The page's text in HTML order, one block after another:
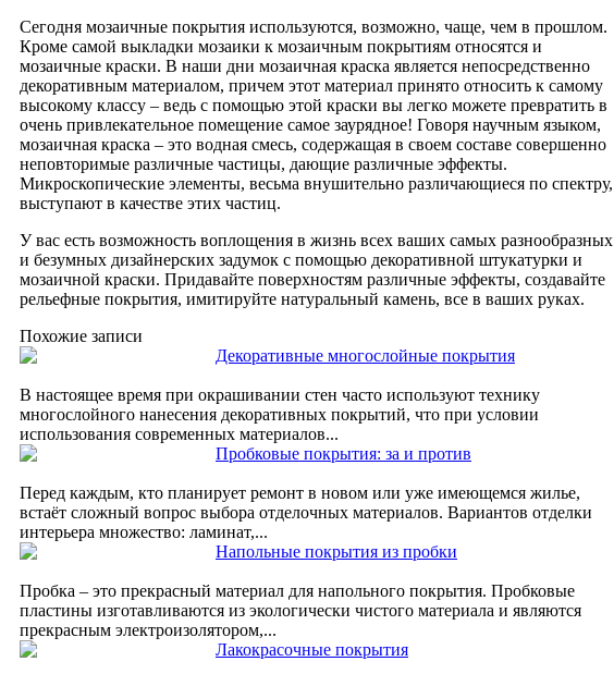
Сегодня мозаичные покрытия используются, возможно, чаще, чем в прошлом.
Кроме самой выкладки мозаики к мозаичным покрытиям относятся и
мозаичные краски. В наши дни мозаичная краска является непосредственно
декоративным материалом, причем этот материал принято относить к самому
высокому классу – ведь с помощью этой краски вы легко можете превратить в
очень привлекательное помещение самое заурядное! Говоря научным языком,
мозаичная краска – это водная смесь, содержащая в своем составе совершенно
неповторимые различные частицы, дающие различные эффекты.
Микроскопические элементы, весьма внушительно различающиеся по спектру,
выступают в качестве этих частиц.
У вас есть возможность воплощения в жизнь всех ваших самых разнообразных
и безумных дизайнерских задумок с помощью декоративной штукатурки и
мозаичной краски. Придавайте поверхностям различные эффекты, создавайте
рельефные покрытия, имитируйте натуральный камень, все в ваших руках.
Похожие записи
Декоративные многослойные покрытия
В настоящее время при окрашивании стен часто используют технику
многослойного нанесения декоративных покрытий, что при условии
использования современных материалов...
Пробковые покрытия: за и против
Перед каждым, кто планирует ремонт в новом или уже имеющемся жилье,
встаёт сложный вопрос выбора отделочных материалов. Вариантов отделки
интерьера множество: ламинат,...
Напольные покрытия из пробки
Пробка – это прекрасный материал для напольного покрытия. Пробковые
пластины изготавливаются из экологически чистого материала и являются
прекрасным электроизолятором,...
Лакокрасочные покрытия